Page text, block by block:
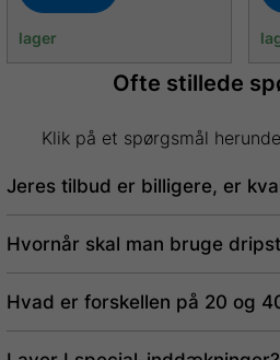
lager
Ofte stillede
Klik på et spørgsmål
Jeres tilbud er billigere, er
Hvornår skal man bruge
Hvad er forskellen på 20 og